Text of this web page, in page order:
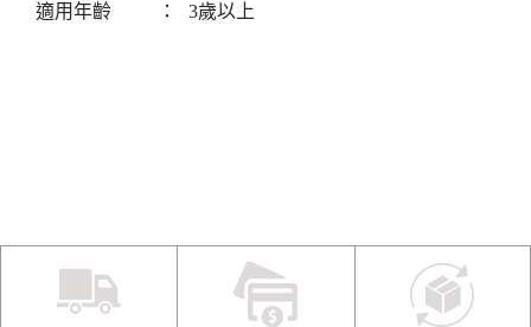
適用年齡
： 3歲以上